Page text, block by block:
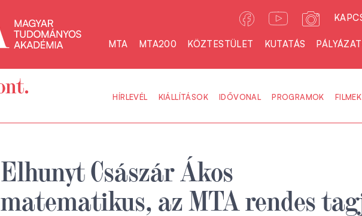
MTA MTA200 KÖZTESTÜLET KUTATÁS
HÍRLEVÉL KIÁLLÍTÁSOK IDŐVONAL PROGRAMOK FILMEK
Elhunyt Császár Ákos
matematikus, az MTA rendes